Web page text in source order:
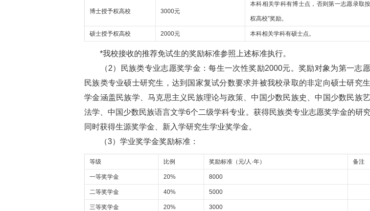
博士授予权高校 3000元
本科相关学科有博士点，否则第一志愿录取
权高校”奖励。
硕士授予权高校 2000元 本科相关学科有硕士点。
*我校接收的推荐免试生的奖励标准参照上述标准执行。
（2）民族类专业志愿奖学金：每生一次性奖励2000元。奖励对象为第一志
民族类专业硕士研究生，达到国家复试分数要求并被我校录取的非定向硕士研究
学金涵盖民族学、马克思主义民族理论与政策、中国少数民族史、中国少数民族
法学、中国少数民族语言文学6个二级学科专业。获得民族类专业志愿奖学金的研
同时获得生源奖学金、新入学研究生学业奖学金。
（3）学业奖学金奖励标准：
等级 比例 奖励标准（元/人·年） 备注
一等奖学金 20% 8000
二等奖学金 40% 5000
三等奖学金 20% 3000